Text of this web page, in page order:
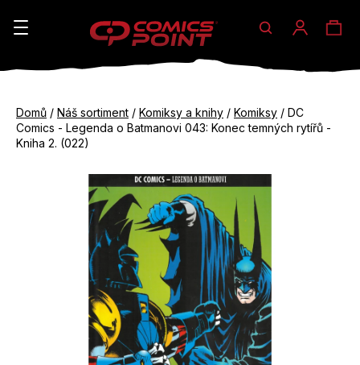
Hledat
Domů / Náš sortiment / Komiksy a knihy / Komiksy / DC
Comics - Legenda o Batmanovi 043: Konec temných rytířů -
Kniha 2. (022)
K
do
obchodu
do
obchodu